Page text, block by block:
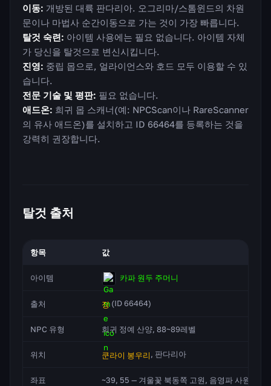
이동: 개방된 대륙 판다리아. 오그리마/스톰윈드의 차원
문이나 마법사 순간이동으로 가는 것이 가장 빠릅니다.
탈것 숙련: 아이템 사용에는 필요 없습니다. 아이템 자체
가 당신을 탈것으로 변신시킵니다.
진영: 중립 몹으로, 얼라이언스와 호드 모두 이용할 수 있
습니다.
전문 기술 및 평판: 필요 없습니다.
애드온: 희귀 몹 스캐너(예: NPCScan이나 RareScanner
의 유사 애드온)를 설치하고 ID 66464를 등록하는 것을
강력히 권장합니다.
탈것 출처
항목 값
아이템 카파 원두 주머니
출처 징(ID 66464)
NPC 유형 희귀 정예 산양, 88~89레벨
위치 쿤라이 봉우리, 판다리아
좌표 ~39, 55 — 겨울꽃 북동쪽 고원, 음영파 사원 맞은